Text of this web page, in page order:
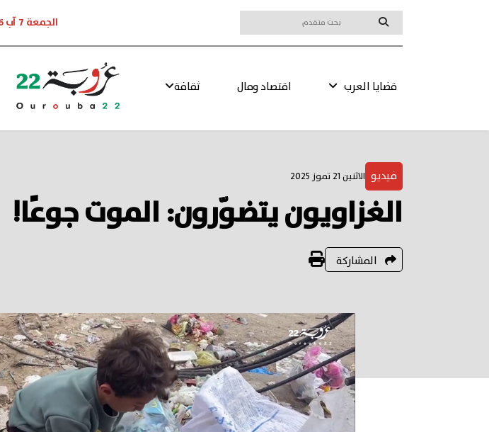
الجمعة 7 آب 2026
قضايا العرب اقتصاد ومال ثقافة
فيديو الاثنين 21 تموز 2025
الغزاويون يتضوّرون: الموت جوعًا!
المشاركة